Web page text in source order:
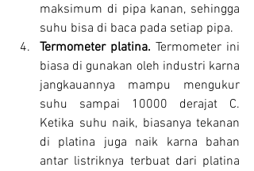
maksimum di pipa kanan, sehingga
suhu bisa di baca pada setiap pipa.
Termometer platina. Termometer ini
biasa di gunakan oleh industri karna
jangkauannya mampu mengukur
suhu sampai 10000 derajat C.
Ketika suhu naik, biasanya tekanan
di platina juga naik karna bahan
antar listriknya terbuat dari platina